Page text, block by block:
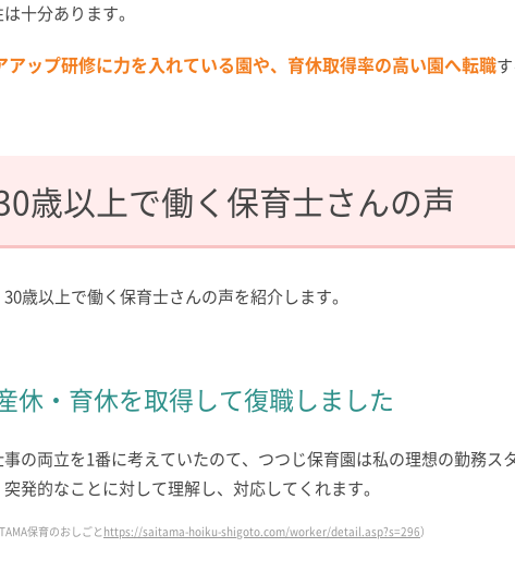
十分あります。
アップ研修に力を入れている園や、育休取得率の高い園へ転職
歳以上で働く保育士さんの声
歳以上で働く保育士さんの声を紹介します。
休・育休を取得して復職しました
の両立を1番に考えていたのて、つつじ保育園は私の理想の勤務ス
発的なことに対して理解し、対応してくれます。
保育のおしごとhttps://saitama-hoiku-shigoto.com/worker/detail.asp?s=296）